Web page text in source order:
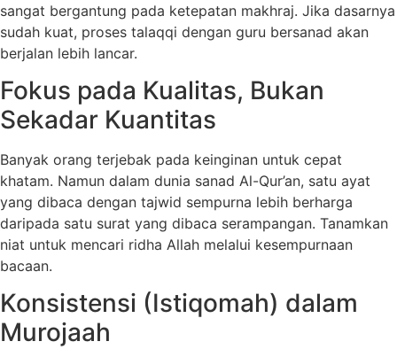
sangat bergantung pada ketepatan makhraj. Jika dasarnya
sudah kuat, proses talaqqi dengan guru bersanad akan
berjalan lebih lancar.
Fokus pada Kualitas, Bukan
Sekadar Kuantitas
Banyak orang terjebak pada keinginan untuk cepat
khatam. Namun dalam dunia sanad Al-Qur’an, satu ayat
yang dibaca dengan tajwid sempurna lebih berharga
daripada satu surat yang dibaca serampangan. Tanamkan
niat untuk mencari ridha Allah melalui kesempurnaan
bacaan.
Konsistensi (Istiqomah) dalam
Murojaah